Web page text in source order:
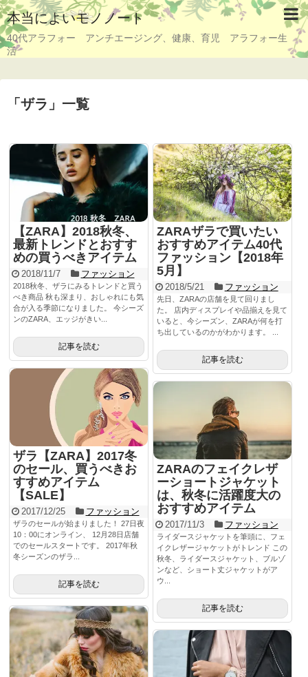
本当によいモノノート
40代アラフォー アンチエージング、健康、育児 アラフォー生
活
「 ザラ 」 一覧
【ZARA】2018秋冬、
最新トレンドとおすす
めの買うべきアイテム
2018/11/7 ファッション
2018秋冬、ザラにみるトレンドと買う
べき商品 秋も深まり、おしゃれにも気
合が入る季節になりました。 今シーズ
ンのZARA、エッジがきい...
記事を読む
ZARAザラで買いたい
おすすめアイテム40代
ファッション【2018年
5月】
2018/5/21 ファッション
先日、ZARAの店舗を見て回りまし
た。 店内ディスプレイや品揃えを見て
いると、今シーズン、ZARAが何を打
ち出しているのかがわかります。 ...
記事を読む
ザラ【ZARA】2017冬
のセール、買うべきお
すすめアイテム
【SALE】
2017/12/25 ファッション
ザラのセールが始まりました！ 27日夜
10：00にオンライン、 12月28日店舗
でのセールスタートです。 2017年秋
冬シーズンのザラ...
記事を読む
ZARAのフェイクレザ
ーショートジャケット
は、秋冬に活躍度大の
おすすめアイテム
2017/11/3 ファッション
ライダースジャケットを筆頭に、フェ
イクレザージャケットがトレンド この
秋冬、ライダースジャケット、ブルゾ
ンなど、ショート丈ジャケットがア
ウ...
記事を読む